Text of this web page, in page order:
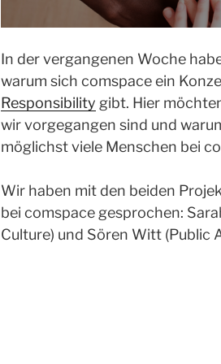
In der vergangenen Woche
warum sich comspace ein
Responsibility gibt. Hier
wir vorgegangen sind und
möglichst viele Menschen bei
Wir haben mit den beiden
bei comspace gesprochen:
Culture) und Sören Witt (Public